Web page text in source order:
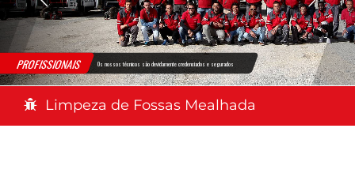
PROFISSIONAIS Os nossos técnicos são devidamente credenciados e segurados
Limpeza de Fossas Mealhada